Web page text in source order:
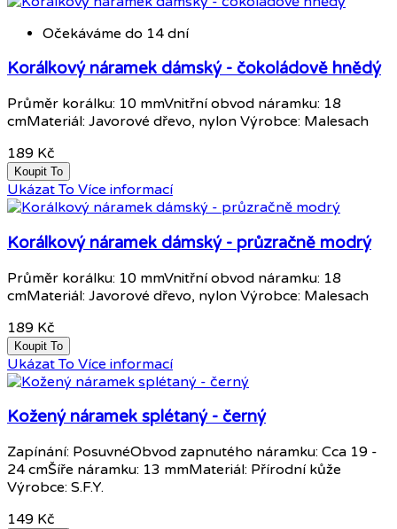
Očekáváme do 14 dní
Korálkový náramek dámský - čokoládově hnědý
Průměr korálku: 10 mmVnitřní obvod náramku: 18
cmMateriál: Javorové dřevo, nylon Výrobce: Malesach
189 Kč
Koupit To
Ukázat To Více informací
Korálkový náramek dámský - průzračně modrý
Průměr korálku: 10 mmVnitřní obvod náramku: 18
cmMateriál: Javorové dřevo, nylon Výrobce: Malesach
189 Kč
Koupit To
Ukázat To Více informací
Kožený náramek splétaný - černý
Zapínání: PosuvnéObvod zapnutého náramku: Cca 19 -
24 cmŠíře náramku: 13 mmMateriál: Přírodní kůže
Výrobce: S.F.Y.
149 Kč